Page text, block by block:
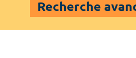
Recherche